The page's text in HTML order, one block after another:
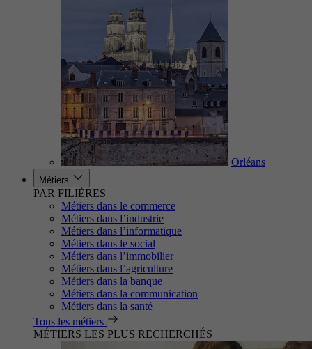
Orléans
Métiers
PAR FILIÈRES
Métiers dans le commerce
Métiers dans l’industrie
Métiers dans l’informatique
Métiers dans le social
Métiers dans l’immobilier
Métiers dans l’agriculture
Métiers dans la banque
Métiers dans la communication
Métiers dans la santé
Tous les métiers
MÉTIERS LES PLUS RECHERCHÉS